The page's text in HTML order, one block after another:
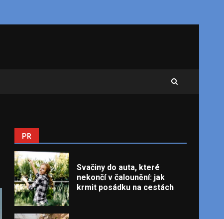
PR
Svačiny do auta, které
nekončí v čalounění: jak
krmit posádku na cestách